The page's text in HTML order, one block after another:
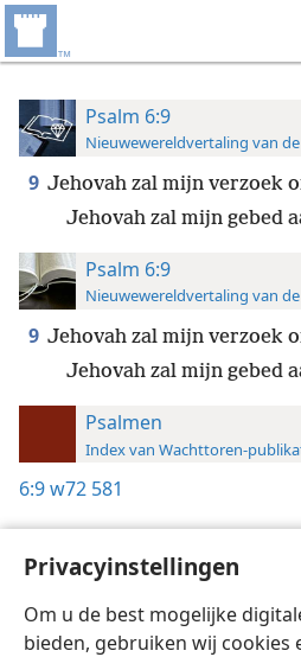
Privacyinstellingen
Om u de best mogelijke
bieden, gebruiken wij cookies
Psalm 6:9
Nieuwewereldvertaling van
9 Jehovah zal mijn verzoek
Jehovah zal mijn gebed
Psalm 6:9
Nieuwewereldvertaling van
9 Jehovah zal mijn verzoek
Jehovah zal mijn gebed
Psalmen
Index van Wachttoren-
6:9w72 581